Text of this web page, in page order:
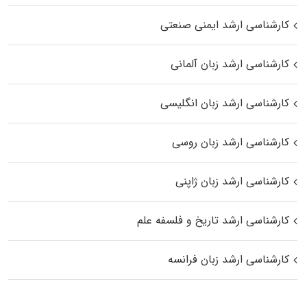
کارشناسی ارشد ایمنی صنعتی
کارشناسی ارشد زبان آلمانی
کارشناسی ارشد زبان انگلیسی
کارشناسی ارشد زبان روسی
کارشناسی ارشد زبان ژاپنی
کارشناسی ارشد تاریخ و فلسفه علم
کارشناسی ارشد زبان فرانسه